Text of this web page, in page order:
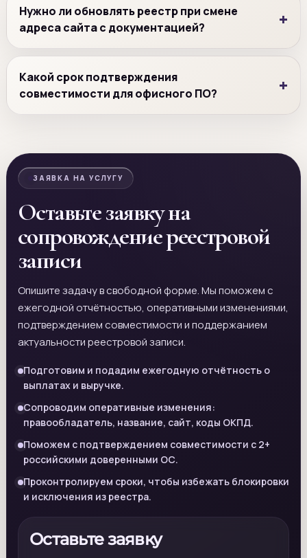
Нужно ли обновлять реестр при смене
адреса сайта с документацией?
Какой срок подтверждения
совместимости для офисного ПО?
ЗАЯВКА НА УСЛУГУ
Оставьте заявку на
сопровождение реестровой
записи
Опишите задачу в свободной форме. Мы поможем с
ежегодной отчётностью, оперативными изменениями,
подтверждением совместимости и поддержанием
актуальности реестровой записи.
Подготовим и подадим ежегодную отчётность о
выплатах и выручке.
Сопроводим оперативные изменения:
правообладатель, название, сайт, коды ОКПД.
Поможем с подтверждением совместимости с 2+
российскими доверенными ОС.
Проконтролируем сроки, чтобы избежать блокировки
и исключения из реестра.
Оставьте заявку